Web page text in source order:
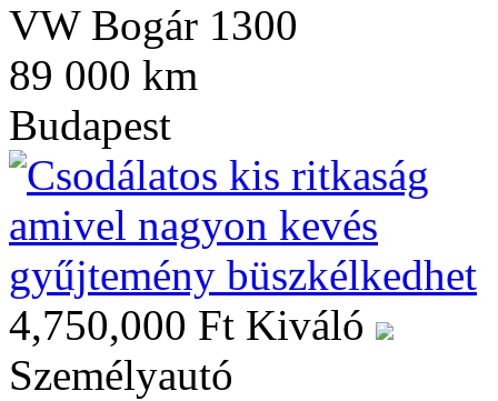
VW Bogár 1300
89 000 km
Budapest
4,750,000 Ft Kiváló
Személyautó